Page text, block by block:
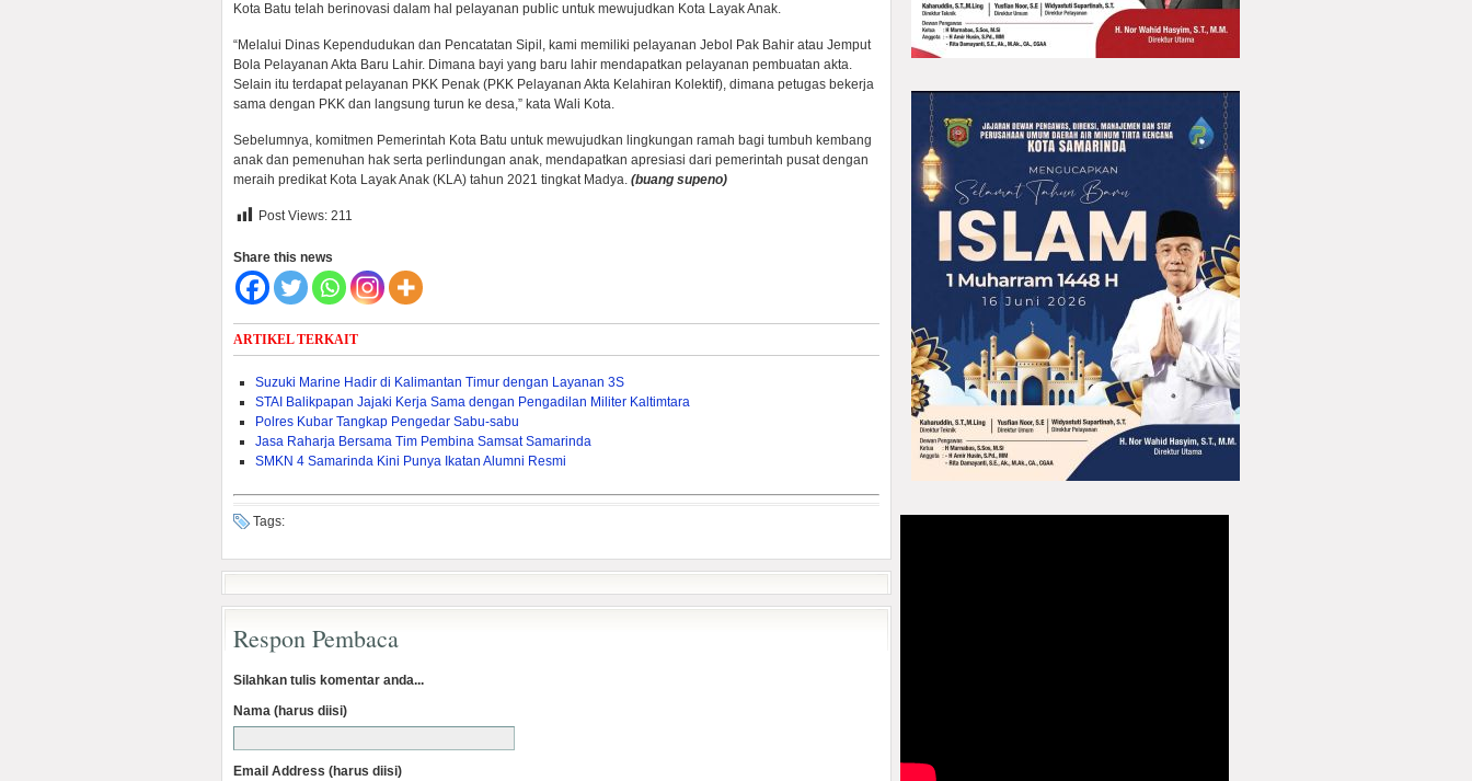
Kota Batu telah berinovasi dalam hal pelayanan public untuk mewujudkan Kota Layak Anak.
“Melalui Dinas Kependudukan dan Pencatatan Sipil, kami memiliki pelayanan Jebol Pak Bahir atau Jemput
Bola Pelayanan Akta Baru Lahir. Dimana bayi yang baru lahir mendapatkan pelayanan pembuatan akta.
Selain itu terdapat pelayanan PKK Penak (PKK Pelayanan Akta Kelahiran Kolektif), dimana petugas bekerja
sama dengan PKK dan langsung turun ke desa,” kata Wali Kota.
Sebelumnya, komitmen Pemerintah Kota Batu untuk mewujudkan lingkungan ramah bagi tumbuh kembang
anak dan pemenuhan hak serta perlindungan anak, mendapatkan apresiasi dari pemerintah pusat dengan
meraih predikat Kota Layak Anak (KLA) tahun 2021 tingkat Madya. (buang supeno)
Post Views: 211
Share this news
ARTIKEL TERKAIT
Suzuki Marine Hadir di Kalimantan Timur dengan Layanan 3S
STAI Balikpapan Jajaki Kerja Sama dengan Pengadilan Militer Kaltimtara
Polres Kubar Tangkap Pengedar Sabu-sabu
Jasa Raharja Bersama Tim Pembina Samsat Samarinda
SMKN 4 Samarinda Kini Punya Ikatan Alumni Resmi
Tags:
Respon Pembaca
Silahkan tulis komentar anda...
Nama (harus diisi)
Email Address (harus diisi)